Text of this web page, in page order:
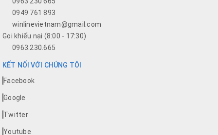
0949 761 893
winlinevietnam@gmail.com
Gọi khiếu nại (8:00 - 17:30)
0963.230.665
KẾT NỐI VỚI CHÚNG TÔI
Facebook
Google
Twitter
Youtube